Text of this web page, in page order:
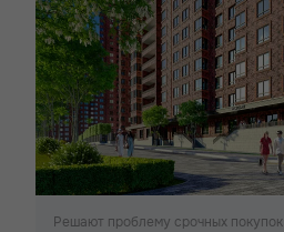
Решают проблему срочных покупок